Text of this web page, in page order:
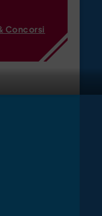
Concorsi